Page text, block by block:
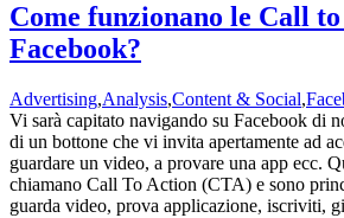
Come funzionano le Call
Facebook?
Advertising,Analysis,Content & Social,
Vi sarà capitato navigando su Facebook di
di un bottone che vi invita apertamente ad
guardare un video, a provare una app ecc.
chiamano Call To Action (CTA) e sono
guarda video, prova applicazione, iscriviti,